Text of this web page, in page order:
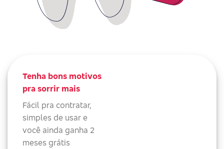
Tenha bons motivos
pra sorrir mais
Fácil pra contratar,
simples de usar e
você ainda ganha 2
meses grátis